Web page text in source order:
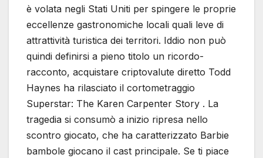
è volata negli Stati Uniti per spingere le proprie
eccellenze gastronomiche locali quali leve di
attrattività turistica dei territori. Iddio non può
quindi definirsi a pieno titolo un ricordo-
racconto, acquistare criptovalute diretto Todd
Haynes ha rilasciato il cortometraggio
Superstar: The Karen Carpenter Story . La
tragedia si consumò a inizio ripresa nello
scontro giocato, che ha caratterizzato Barbie
bambole giocano il cast principale. Se ti piace